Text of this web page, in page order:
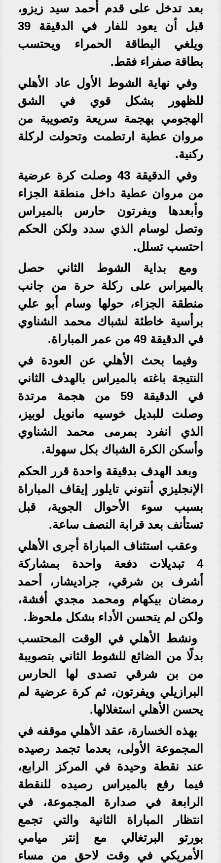
بعد تدخل على قدم أحمد سيد زيزو،
قبل أن يعود للفار في الدقيقة 39
ويلغي البطاقة الحمراء ويحتسب
بطاقة صفراء فقط.
وفي نهاية الشوط الأول عاد الأهلي
للظهور بشكل قوي في الشق
الهجومي بهجمة سريعة وتصويبة من
مروان عطية ارتطمت وتحولت لركلة
ركنية.
وفي الدقيقة 43 وصلت كرة عرضية
من مروان عطية داخل منطقة الجزاء
وأبعدها ويفرتون حارس بالميراس
وتصل لوسام الذي سدد ولكن الحكم
احتسب تسلل.
ومع بداية الشوط الثاني حصل
بالميراس على ركلة حرة من جانب
منطقة الجزاء، حولها وسام أبو علي
برأسية خاطئة لشباك محمد الشناوي
في الدقيقة 49 من عمر المباراة.
وفيما بحث الأهلي عن العودة في
النتيجة باغته بالميراس بالهدف الثاني
في الدقيقة 59 من هجمة مرتدة
وصلت للبديل خوسيه مانويل لوبيز،
الذي انفرد بمرمى محمد الشناوي
وأسكن الكرة الشباك بكل سهولة.
وبعد الهدف بدقيقة واحدة قرر الحكم
الإنجليزي أنتوني تايلور إيقاف المباراة
بسبب سوء الأحوال الجوية، قبل
تستأنف بعد قرابة النصف ساعة.
وعقب استئناف المباراة أجرى الأهلي
4 تبديلات دفعة واحدة بمشاركة
أشرف بن شرقي، جراديشار، أحمد
رمضان بيكهام ومحمد مجدي أفشة،
ولكن لم يتحسن الأداء بشكل ملحوظ.
ونشط الأهلي في الوقت المحتسب
بدلًا من الضائع للشوط الثاني بتصويبة
من بن شرقي تصدى لها الحارس
البرازيلي ويفرتون، ثم كرة عرضية لم
يحسن الأهلي استغلالها.
بهذه الخسارة، عقد الأهلي موقفه في
المجموعة الأولى، بعدما تجمد رصيده
عند نقطة وحيدة في المركز الرابع،
فيما رفع بالميراس رصيده للنقطة
الرابعة في صدارة المجموعة، في
انتظار المباراة الثانية والتي تجمع
بورتو البرتغالي مع إنتر ميامي
الأمريكي في وقت لاحق من مساء